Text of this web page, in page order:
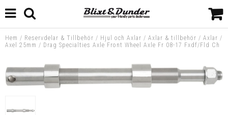
Hem / Reservdelar & Tillbehör / Hjul och Axlar / Axlar & tillbehör / Axlar /
Axel 25mm / Drag Specialties Axle Front Wheel Axle Fr 08-17 Fxdf/Fld Ch